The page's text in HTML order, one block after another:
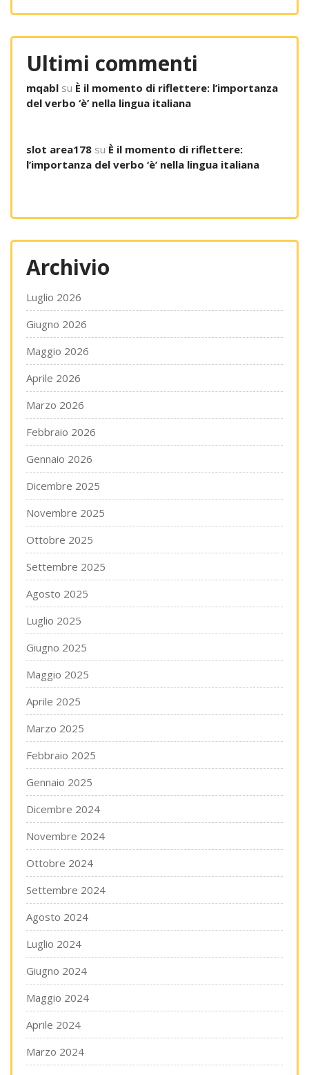
Ultimi commenti
mqabl su È il momento di riflettere: l’importanza
del verbo ‘è’ nella lingua italiana
slot area178 su È il momento di riflettere:
l’importanza del verbo ‘è’ nella lingua italiana
Archivio
Luglio 2026
Giugno 2026
Maggio 2026
Aprile 2026
Marzo 2026
Febbraio 2026
Gennaio 2026
Dicembre 2025
Novembre 2025
Ottobre 2025
Settembre 2025
Agosto 2025
Luglio 2025
Giugno 2025
Maggio 2025
Aprile 2025
Marzo 2025
Febbraio 2025
Gennaio 2025
Dicembre 2024
Novembre 2024
Ottobre 2024
Settembre 2024
Agosto 2024
Luglio 2024
Giugno 2024
Maggio 2024
Aprile 2024
Marzo 2024